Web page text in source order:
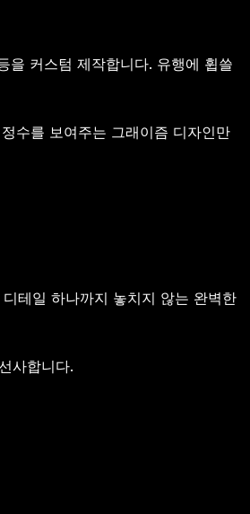
을 커스텀 제작합니다. 유행에 휩쓸
수를 보여주는 그래이즘 디자인만
테일 하나까지 놓치지 않는 완벽한
사합니다.